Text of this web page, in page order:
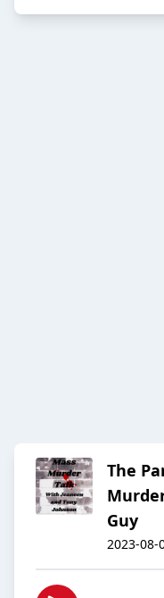
The
Guy
2023-08-